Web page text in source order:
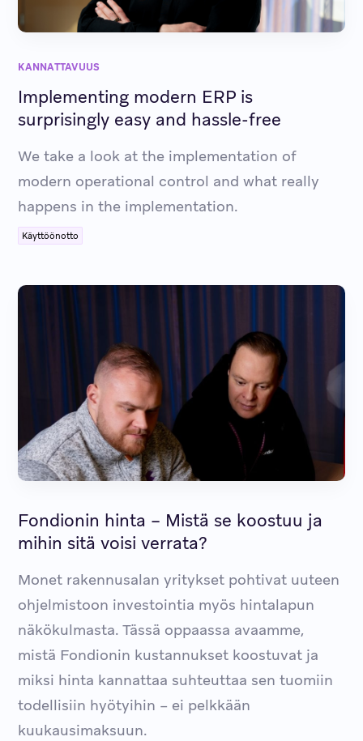
KANNATTAVUUS
Implementing modern ERP is
surprisingly easy and hassle-free
We take a look at the implementation of
modern operational control and what really
happens in the implementation.
Käyttöönotto
Fondionin hinta – Mistä se koostuu ja
mihin sitä voisi verrata?
Monet rakennusalan yritykset pohtivat uuteen
ohjelmistoon investointia myös hintalapun
näkökulmasta. Tässä oppaassa avaamme,
mistä Fondionin kustannukset koostuvat ja
miksi hinta kannattaa suhteuttaa sen tuomiin
todellisiin hyötyihin – ei pelkkään
kuukausimaksuun.